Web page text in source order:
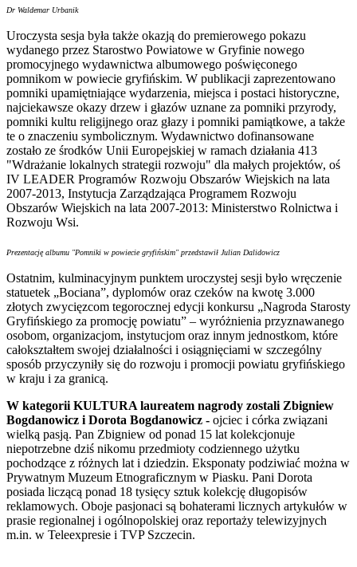
Dr Waldemar Urbanik
Uroczysta sesja była także okazją do premierowego pokazu
wydanego przez Starostwo Powiatowe w Gryfinie nowego
promocyjnego wydawnictwa albumowego poświęconego
pomnikom w powiecie gryfińskim. W publikacji zaprezentowano
pomniki upamiętniające wydarzenia, miejsca i postaci historyczne,
najciekawsze okazy drzew i głazów uznane za pomniki przyrody,
pomniki kultu religijnego oraz głazy i pomniki pamiątkowe, a także
te o znaczeniu symbolicznym. Wydawnictwo dofinansowane
zostało ze środków Unii Europejskiej w ramach działania 413
"Wdrażanie lokalnych strategii rozwoju" dla małych projektów, oś
IV LEADER Programów Rozwoju Obszarów Wiejskich na lata
2007-2013, Instytucja Zarządzająca Programem Rozwoju
Obszarów Wiejskich na lata 2007-2013: Ministerstwo Rolnictwa i
Rozwoju Wsi.
Prezentację albumu "Pomniki w powiecie gryfińskim" przedstawił Julian Dalidowicz
Ostatnim, kulminacyjnym punktem uroczystej sesji było wręczenie
statuetek „Bociana”, dyplomów oraz czeków na kwotę 3.000
złotych zwycięzcom tegorocznej edycji konkursu „Nagroda Starosty
Gryfińskiego za promocję powiatu” – wyróżnienia przyznawanego
osobom, organizacjom, instytucjom oraz innym jednostkom, które
całokształtem swojej działalności i osiągnięciami w szczególny
sposób przyczyniły się do rozwoju i promocji powiatu gryfińskiego
w kraju i za granicą.
W kategorii KULTURA laureatem nagrody zostali Zbigniew
Bogdanowicz i Dorota Bogdanowicz - ojciec i córka związani
wielką pasją. Pan Zbigniew od ponad 15 lat kolekcjonuje
niepotrzebne dziś nikomu przedmioty codziennego użytku
pochodzące z różnych lat i dziedzin. Eksponaty podziwiać można w
Prywatnym Muzeum Etnograficznym w Piasku. Pani Dorota
posiada liczącą ponad 18 tysięcy sztuk kolekcję długopisów
reklamowych. Oboje pasjonaci są bohaterami licznych artykułów w
prasie regionalnej i ogólnopolskiej oraz reportaży telewizyjnych
m.in. w Teleexpresie i TVP Szczecin.